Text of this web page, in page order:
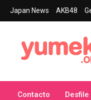
Skip
to
Japan News AKB48
Yumeki
Contacto